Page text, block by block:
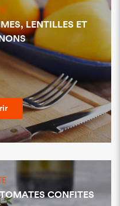
LENTILLES ET
CONFITES